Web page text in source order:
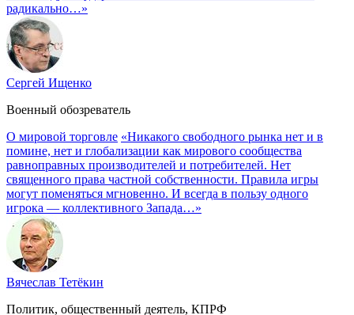
радикально…»
Сергей Ищенко
Военный обозреватель
О мировой торговле «Никакого свободного рынка нет и в
помине, нет и глобализации как мирового сообщества
равноправных производителей и потребителей. Нет
священного права частной собственности. Правила игры
могут поменяться мгновенно. И всегда в пользу одного
игрока — коллективного Запада…»
Вячеслав Тетёкин
Политик, общественный деятель, КПРФ